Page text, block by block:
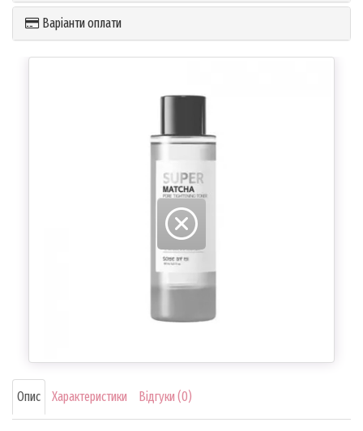
Варіанти оплати
Опис Характеристики Відгуки (0)